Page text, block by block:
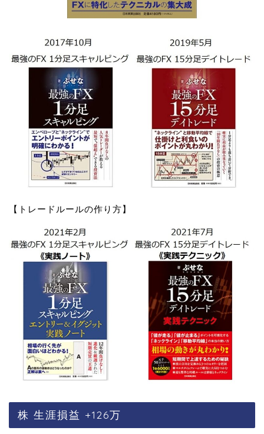
【トレードルールの作り方】
株 生涯損益 +126万